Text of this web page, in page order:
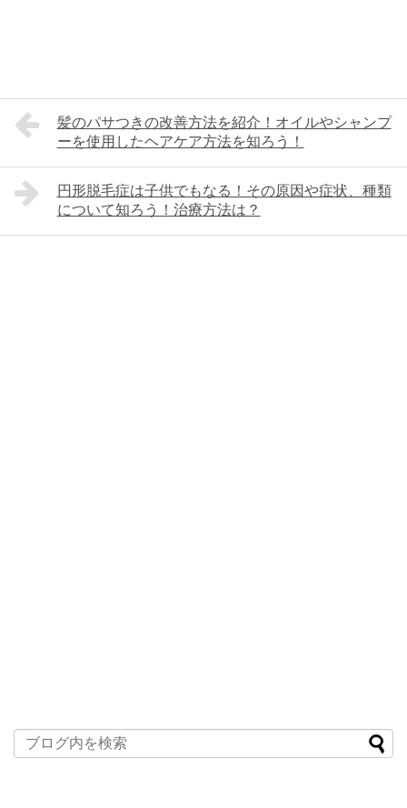
髪のパサつきの改善方法を紹介！オイルやシャンプ
ーを使用したヘアケア方法を知ろう！
円形脱毛症は子供でもなる！その原因や症状、種類
について知ろう！治療方法は？